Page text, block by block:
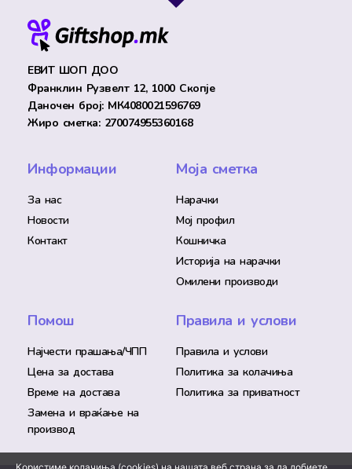
ЕВИТ ШОП ДОО
Франклин Рузвелт 12, 1000 Скопје
Даночен број: МК4080021596769
Жиро сметка: 270074955360168
Информации
За нас
Новости
Контакт
Моја сметка
Нарачки
Мој профил
Кошничка
Историја на нарачки
Омилени производи
Помош
Најчести прашања/ЧПП
Цена за достава
Време на достава
Замена и враќање на
производ
Правила и услови
Правила и услови
Политика за колачиња
Политика за приватност